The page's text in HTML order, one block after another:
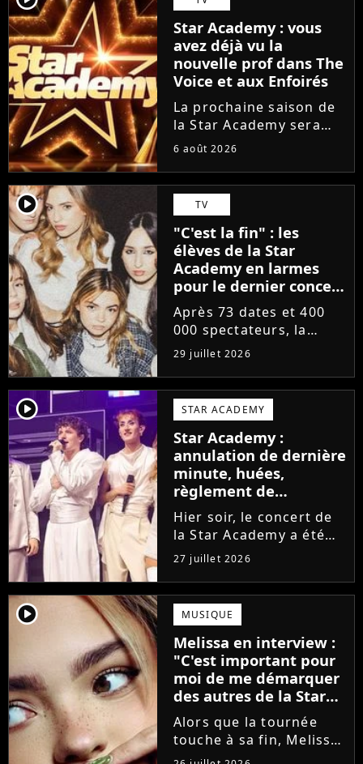
Star Academy : vous
avez déjà vu la
nouvelle prof dans The
Voice et aux Enfoirés
La prochaine saison de
la Star Academy sera
incarnée par une
professeurs après les
départs annoncés de
Michael Goldman, Lucie
Bernardoni et Marlène
Schaff. La...
6 août 2026
player2 TV
"C'est la fin" : les
élèves de la Star
Academy en larmes
pour le dernier concert
de la tournée
Après 73 dates et 400
000 spectateurs, la
tournée de la Star
Academy vient de se
terminer dans les
larmes. Sur les réseaux
sociaux, les élèves
adressent un dernier
message au public...
29 juillet 2026
player2 STAR ACADEMY
Star Academy :
annulation de dernière
minute, huées,
règlement de
comptes... Que s'est-il
passé au concert de
Bayonne hier soir ?
Hier soir, le concert de
la Star Academy a été
mouvementé. Quelques
minutes avant le show,
trois élèves ont
annoncé ne pas vouloir
monter sur scène pour
des raisons politiques.
Leur...
27 juillet 2026
player2 MUSIQUE
Melissa en interview :
"C'est important pour
moi de me démarquer
des autres de la Star
Academy"
Alors que la tournée
touche à sa fin, Melissa
se confie en interview